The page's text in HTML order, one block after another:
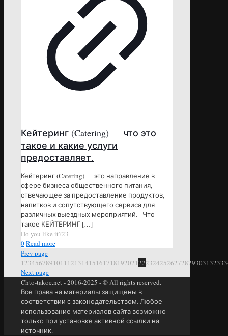
Кейтеринг (Catering) — что это
такое и какие услуги
предоставляет.
Кейтеринг (Catering) — это направление в
сфере бизнеса общественного питания,
отвечающее за предоставление продуктов,
напитков и сопутствующего сервиса для
различных выездных мероприятий. Что
такое КЕЙТЕРИНГ […]
Do you like it?23
0Read more
Prev page
1 234567891011 12131415161718192021222324252627282930313233
Next page
Chto-takoe.net - 2016-2025 - © All rights reserved.
Все права на материалы защищены в
соответствии с законодательством. Любое
использование материалов сайта возможно
только при установке активной ссылки на
источник.